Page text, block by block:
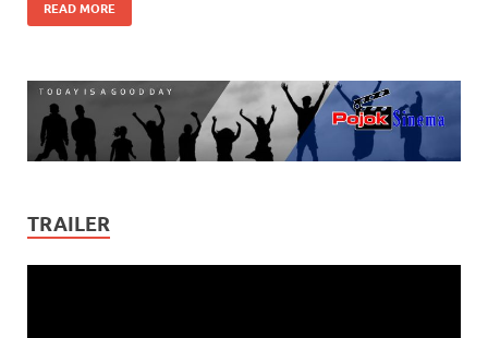
READ MORE
TRAILER